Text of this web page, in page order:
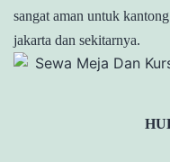
sangat aman untuk
jakarta dan sekitarnya.